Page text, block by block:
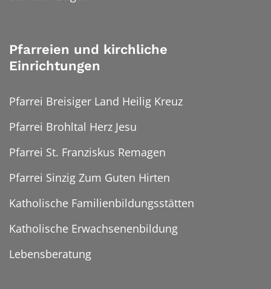
Pfarreien und kirchliche
Einrichtungen
Pfarrei Breisiger Land Heilig Kreuz
Pfarrei Brohltal Herz Jesu
Pfarrei St. Franziskus Remagen
Pfarrei Sinzig Zum Guten Hirten
Katholische Familienbildungsstätten
Katholische Erwachsenenbildung
Lebensberatung